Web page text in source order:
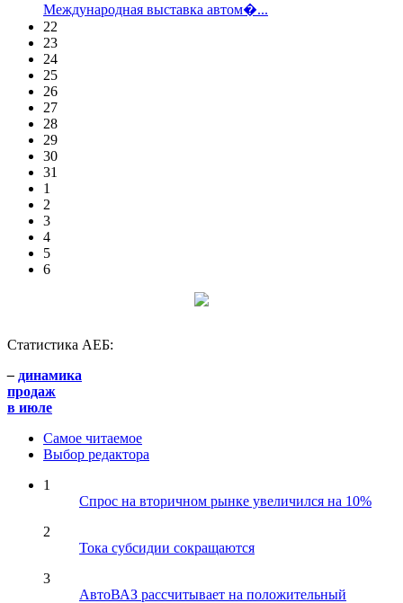
Международная выставка автом�...
22
23
24
25
26
27
28
29
30
31
1
2
3
4
5
6
Статистика АЕБ:
– динамика
продаж
в июле
Самое читаемое
Выбор редактора
1
Спрос на вторичном рынке увеличился на 10%
2
Тока субсидии сокращаются
3
АвтоВАЗ рассчитывает на положительный